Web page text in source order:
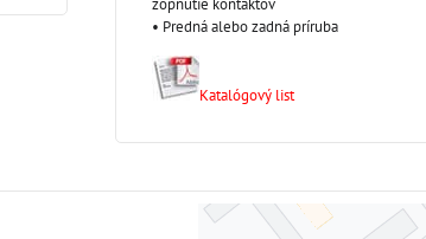
zopnutie kontaktov
• Predná alebo zadná príruba
Katalógový list